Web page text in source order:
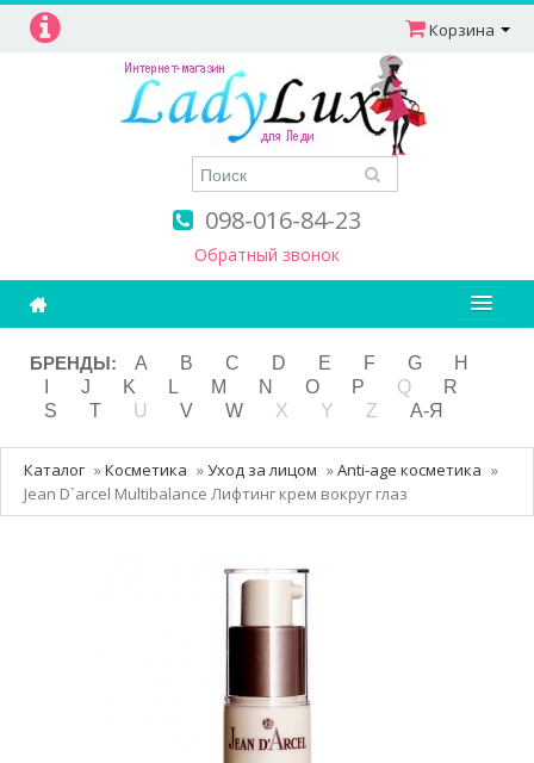
098-016-84-23
Обратный звонок
Корзина
Ароматерапия
Витамины
Детям и мамам
Косметика
БРЕНДЫ: A B C D E F G
H
J K L M N O P Q
R
S
T U V W X Y Z А-Я
Каталог »Косметика »Уход за лицом »Anti-age косметика »
Jean D`arcel Multibalance Лифтинг крем вокруг глаз